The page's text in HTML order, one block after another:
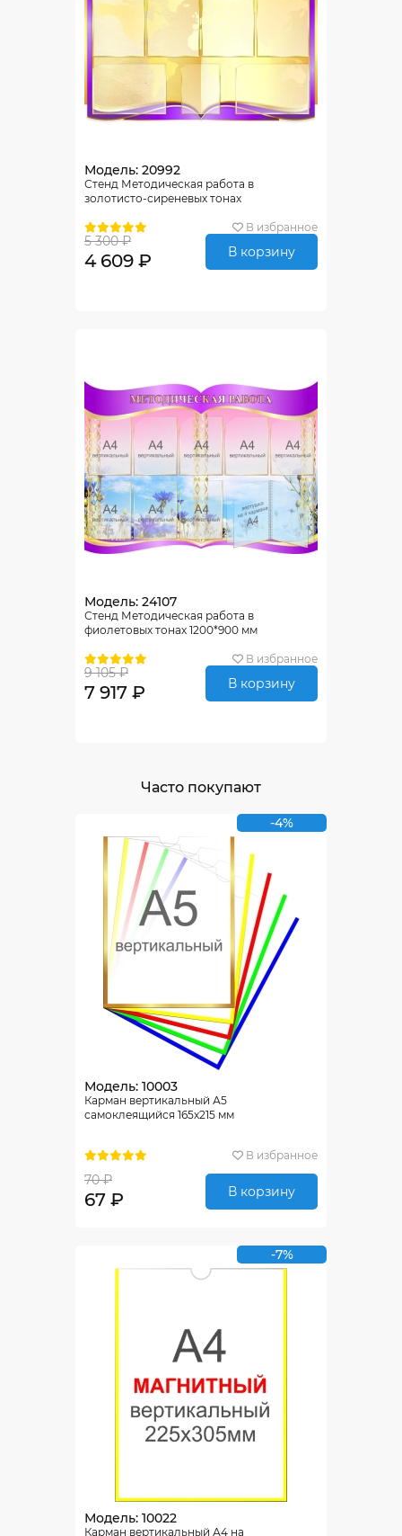
Модель: 20992
Стенд Методическая работа в
золотисто-сиреневых тонах
В избранное
5 300 ₽
4 609 ₽ В корзину
Модель: 24107
Стенд Методическая работа в
фиолетовых тонах 1200*900 мм
В избранное
9 105 ₽
7 917 ₽ В корзину
Часто покупают
-4%
Модель: 10003
Карман вертикальный А5
самоклеящийся 165х215 мм
В избранное
70 ₽
67 ₽ В корзину
-7%
Модель: 10022
Карман вертикальный А4 на